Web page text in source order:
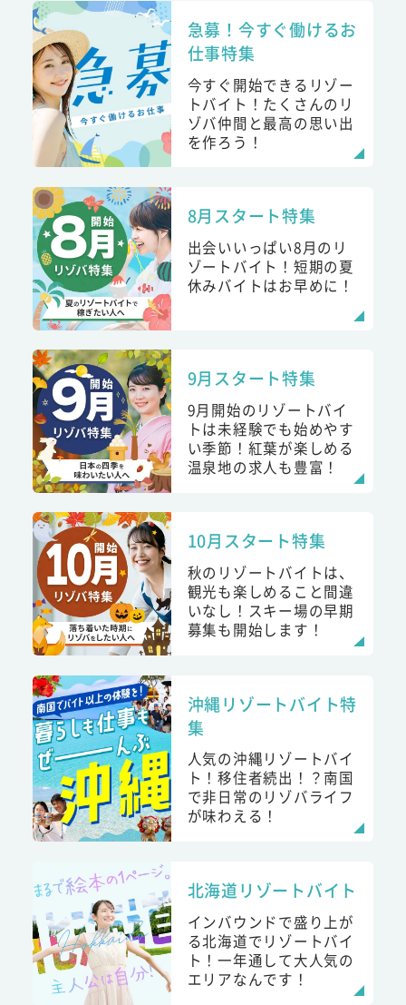
急募！今すぐ働けるお
仕事特集
今すぐ開始できるリゾー
トバイト！たくさんのリ
ゾバ仲間と最高の思い出
を作ろう！
8月スタート特集
出会いいっぱい8月のリ
ゾートバイト！短期の夏
休みバイトはお早めに！
9月スタート特集
9月開始のリゾートバイ
トは未経験でも始めやす
い季節！紅葉が楽しめる
温泉地の求人も豊富！
10月スタート特集
秋のリゾートバイトは、
観光も楽しめること間違
いなし！スキー場の早期
募集も開始します！
沖縄リゾートバイト特
集
人気の沖縄リゾートバイ
ト！移住者続出！？南国
で非日常のリゾバライフ
が味わえる！
北海道リゾートバイト
インバウンドで盛り上が
る北海道でリゾートバイ
ト！一年通して大人気の
エリアなんです！